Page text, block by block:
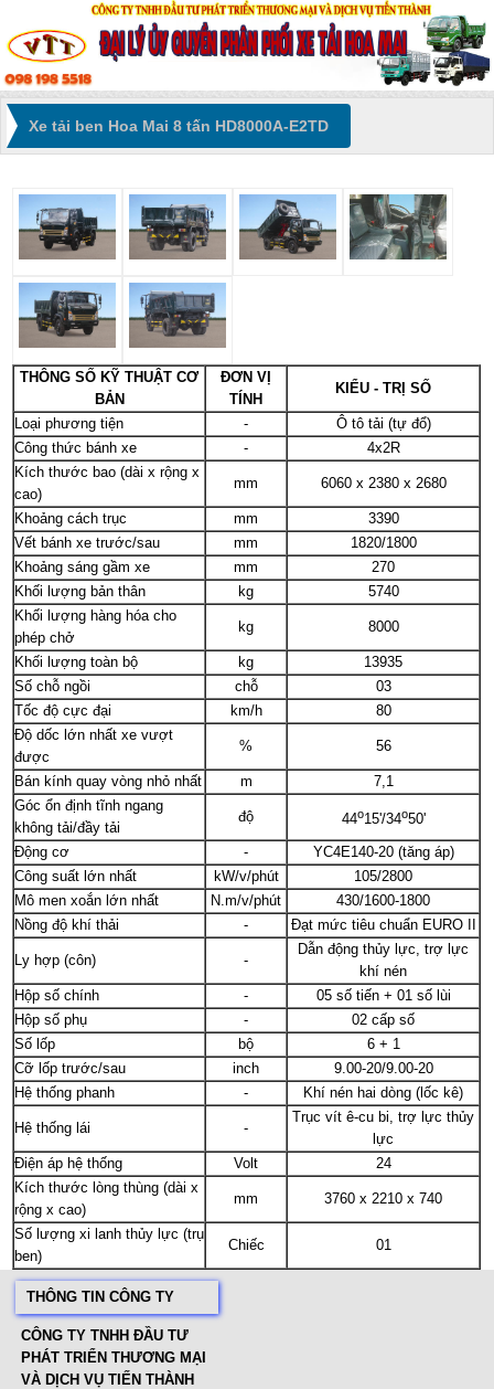
Xe tải ben Hoa Mai 8 tấn HD8000A-E2TD
THÔNG SỐ KỸ THUẬT CƠ
BẢN
ĐƠN VỊ
TÍNH
KIỂU - TRỊ SỐ
Loại phương tiện -
Ô tô tải (tự đổ)
Công thức bánh xe
-
4x2R
Kích thước bao (dài x rộng x
cao)
mm 6060 x 2380 x 2680
Khoảng cách trục mm
3390
Vết bánh xe trước/sau
mm
1820/1800
Khoảng sáng gầm xe
mm
270
Khối lượng bản thân
kg
5740
Khối lượng hàng hóa cho
phép chở
kg 8000
Khối lượng toàn bộ kg
13935
Số chỗ ngồi
chỗ
03
Tốc độ cực đại
km/h
80
Độ dốc lớn nhất xe vượt
được
% 56
Bán kính quay vòng nhỏ nhất m
7,1
Góc ổn định tĩnh ngang
không tải/đầy tải
độ 44o15'/34o50'
Động cơ
-
YC4E140-20 (tăng áp)
Công suất lớn nhất
kW/v/phút
105/2800
Mô men xoắn lớn nhất
N.m/v/phút
430/1600-1800
Nồng độ khí thải
- Đạt mức tiêu chuẩn EURO II
Ly hợp (côn) -
Dẫn động thủy lực, trợ lực
khí nén
Hộp số chính
-
05 số tiến + 01 số lùi
Hộp số phụ
-
02 cấp số
Số lốp
bộ
6 + 1
Cỡ lốp trước/sau
inch
9.00-20/9.00-20
Hệ thống phanh
- Khí nén hai dòng (lốc kê)
Hệ thống lái -
Trục vít ê-cu bi, trợ lực thủy
lực
Điện áp hệ thống
Volt
24
Kích thước lòng thùng (dài x
rộng x cao)
mm 3760 x 2210 x 740
Số lượng xi lanh thủy lực (trụ
ben)
Chiếc 01
THÔNG TIN CÔNG TY
CÔNG TY TNHH ĐẦU TƯ
PHÁT TRIỂN THƯƠNG MẠI
VÀ DỊCH VỤ TIẾN THÀNH